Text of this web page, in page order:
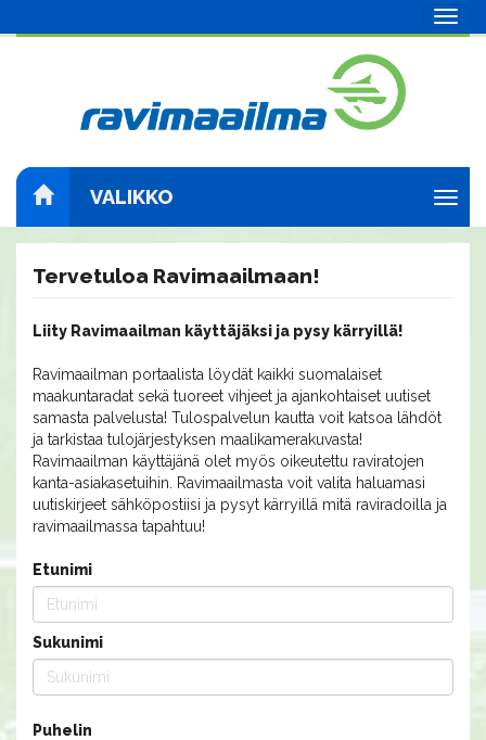
VALIKKO
Tervetuloa Ravimaailmaan!
Liity Ravimaailman käyttäjäksi ja pysy kärryillä!
Ravimaailman portaalista löydät kaikki suomalaiset
maakuntaradat sekä tuoreet vihjeet ja ajankohtaiset uutiset
samasta palvelusta! Tulospalvelun kautta voit katsoa lähdöt
ja tarkistaa tulojärjestyksen maalikamerakuvasta!
Ravimaailman käyttäjänä olet myös oikeutettu raviratojen
kanta-asiakasetuihin. Ravimaailmasta voit valita haluamasi
uutiskirjeet sähköpostiisi ja pysyt kärryillä mitä raviradoilla ja
ravimaailmassa tapahtuu!
Etunimi
Sukunimi
Puhelin